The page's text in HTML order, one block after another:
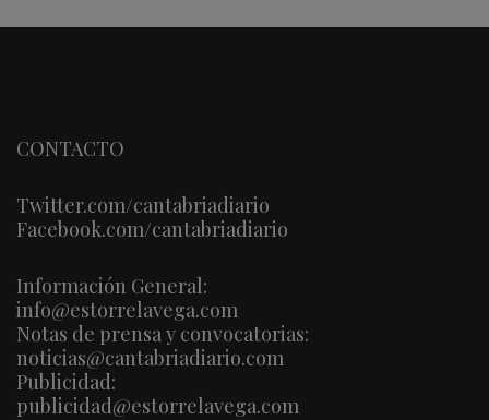
CONTACTO
Twitter.com/cantabriadiario
Facebook.com/cantabriadiario
Información General:
info@estorrelavega.com
Notas de prensa y convocatorias:
noticias@cantabriadiario.com
Publicidad:
publicidad@estorrelavega.com